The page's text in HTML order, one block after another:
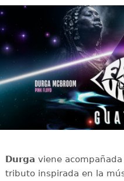
Durga viene
tributo inspirada en la